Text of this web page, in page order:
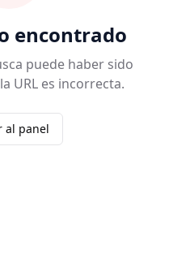
encontrado
puede haber sido
URL es incorrecta.
al panel